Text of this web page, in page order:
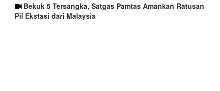
Bekuk 5 Tersangka, Satgas Pamtas Amankan Ratusan
Pil Ekstasi dari Malaysia